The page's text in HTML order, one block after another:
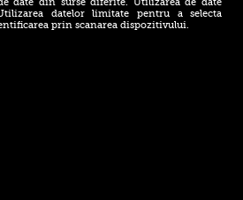
După 15 ani la
după CFR Cluj -
datelor limitate pentru a selecta
prin scanarea dispozitivului.